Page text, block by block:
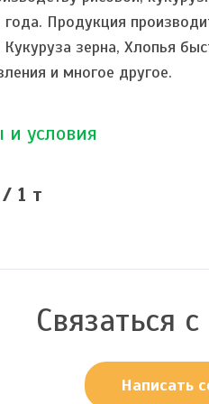
года. Продукция
Кукуруза зерна, Хлопья
и многое другое.
условия
1 т
Связаться
Написать